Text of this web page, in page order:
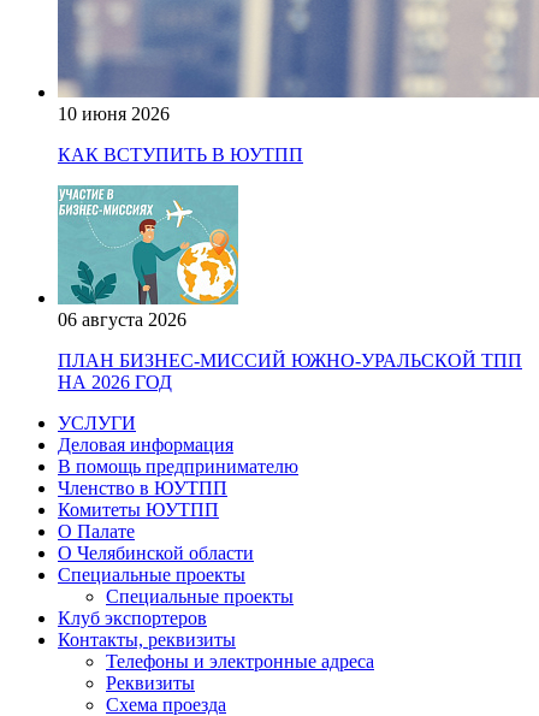
10 июня 2026
КАК ВСТУПИТЬ В ЮУТПП
06 августа 2026
ПЛАН БИЗНЕС-МИССИЙ ЮЖНО-УРАЛЬСКОЙ ТПП
НА 2026 ГОД
УСЛУГИ
Деловая информация
В помощь предпринимателю
Членство в ЮУТПП
Комитеты ЮУТПП
О Палате
О Челябинской области
Специальные проекты
Специальные проекты
Клуб экспортеров
Контакты, реквизиты
Телефоны и электронные адреса
Реквизиты
Схема проезда